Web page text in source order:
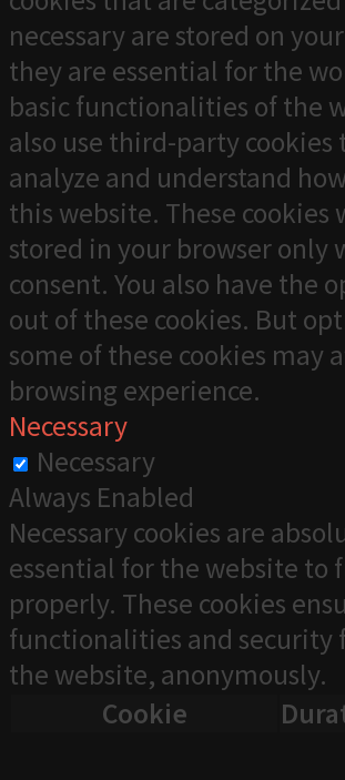
necessary are stored on
they are essential for the
basic functionalities of the
also use third-party cookies
analyze and understand
this website. These cookies
stored in your browser only
consent. You also have the
out of these cookies. But
some of these cookies may
browsing experience.
Necessary
Necessary
Always Enabled
Necessary cookies are
essential for the website to
properly. These cookies
functionalities and security
the website, anonymously.
Cookie